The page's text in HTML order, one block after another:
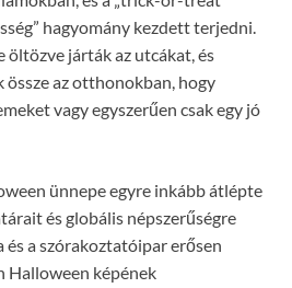
hagyomány kezdett terjedni.
öltözve járták az utcákat, és
az otthonokban, hogy
vagy egyszerűen csak egy jó
ünnepe egyre inkább átlépte
és globális népszerűségre
a szórakoztatóipar erősen
Halloween képének